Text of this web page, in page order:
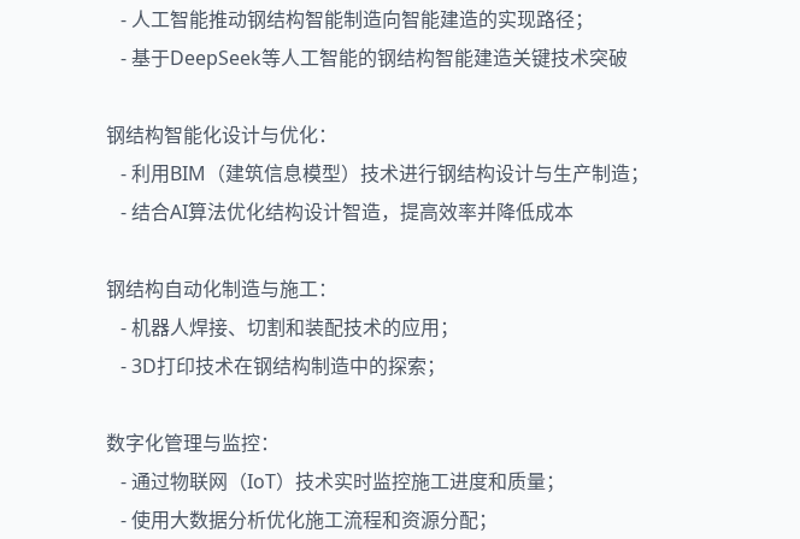
- 人工智能推动钢结构智能制造向智能建造的实现路径；
- 基于DeepSeek等人工智能的钢结构智能建造关键技术突破
钢结构智能化设计与优化：
- 利用BIM（建筑信息模型）技术进行钢结构设计与生产制造；
- 结合AI算法优化结构设计智造，提高效率并降低成本
钢结构自动化制造与施工：
- 机器人焊接、切割和装配技术的应用；
- 3D打印技术在钢结构制造中的探索；
数字化管理与监控：
- 通过物联网（IoT）技术实时监控施工进度和质量；
- 使用大数据分析优化施工流程和资源分配；